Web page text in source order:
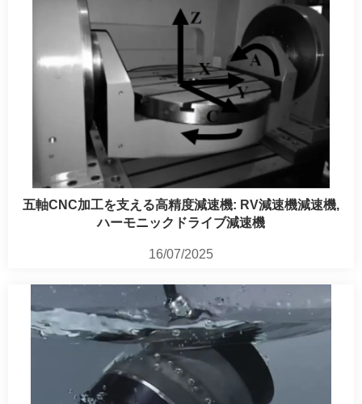
五軸CNC加工を支える高精度減速機: RV減速機減速機,
ハーモニックドライブ減速機
16/07/2025